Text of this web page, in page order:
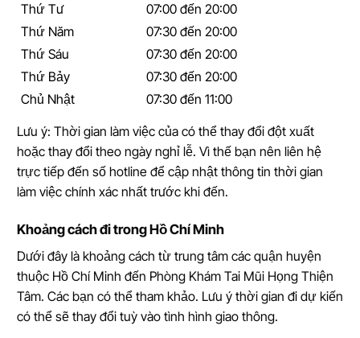
Thứ Tư
07:00 đến 20:00
Thứ Năm
07:30 đến 20:00
Thứ Sáu
07:30 đến 20:00
Thứ Bảy
07:30 đến 20:00
Chủ Nhật
07:30 đến 11:00
Lưu ý: Thời gian làm việc của có thể thay đổi đột xuất
hoặc thay đổi theo ngày nghỉ lễ. Vì thế bạn nên liên hệ
trực tiếp đến số hotline để cập nhật thông tin thời gian
làm việc chính xác nhất trước khi đến.
Khoảng cách đi trong Hồ Chí Minh
Dưới đây là khoảng cách từ trung tâm các quận huyện
thuộc Hồ Chí Minh đến Phòng Khám Tai Mũi Họng Thiện
Tâm. Các bạn có thể tham khảo. Lưu ý thời gian đi dự kiến
có thể sẽ thay đổi tuỳ vào tình hình giao thông.